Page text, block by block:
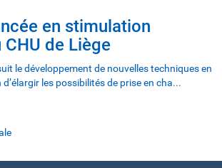
en stimulation
de Liège
le développement de nouvelles techniques en
les possibilités de prise en cha...